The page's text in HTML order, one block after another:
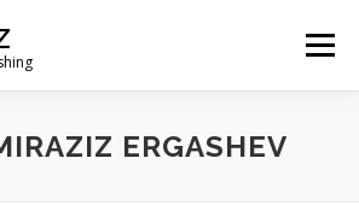
Menu
BO’LIMLAR KIRISH
ERGASHEV